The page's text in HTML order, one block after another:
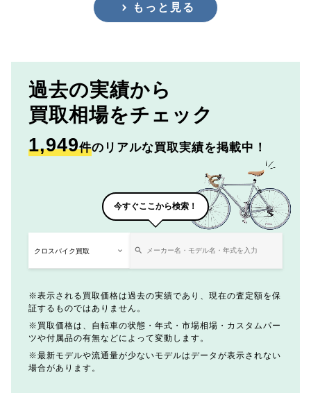
もっと見る
過去の実績から
買取相場をチェック
1,949件のリアルな買取実績を掲載中！
今すぐここから検索！
表示される買取価格は過去の実績であり、現在の査定額を保
証するものではありません。
買取価格は、自転車の状態・年式・市場相場・カスタムパー
ツや付属品の有無などによって変動します。
最新モデルや流通量が少ないモデルはデータが表示されない
場合があります。